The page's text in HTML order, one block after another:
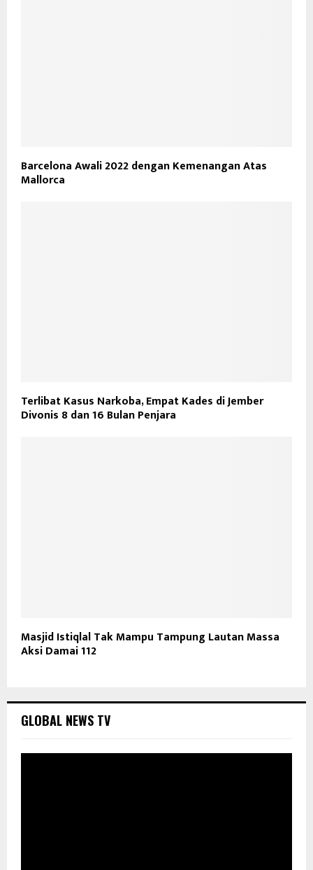
Barcelona Awali 2022 dengan Kemenangan Atas
Mallorca
Terlibat Kasus Narkoba, Empat Kades di Jember
Divonis 8 dan 16 Bulan Penjara
Masjid Istiqlal Tak Mampu Tampung Lautan Massa
Aksi Damai 112
GLOBAL NEWS TV